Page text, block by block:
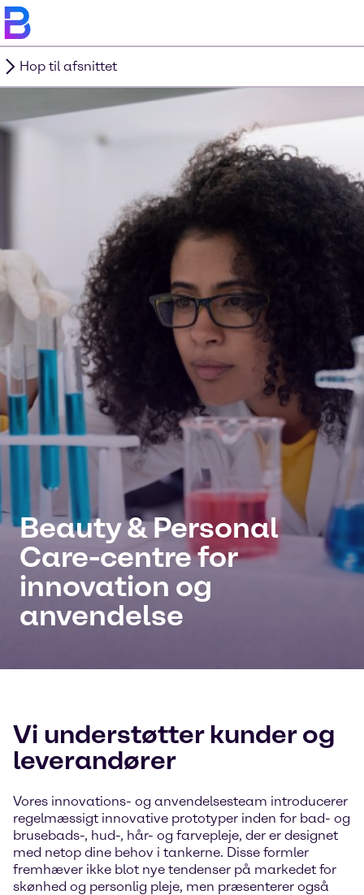
Hop til afsnittet
Beauty & Personal
Care-centre for
innovation og
anvendelse
Vi understøtter kunder og
leverandører
Vores innovations- og anvendelsesteam introducerer
regelmæssigt innovative prototyper inden for bad- og
brusebads-, hud-, hår- og farvepleje, der er designet
med netop dine behov i tankerne. Disse formler
fremhæver ikke blot nye tendenser på markedet for
skønhed og personlig pleje, men præsenterer også